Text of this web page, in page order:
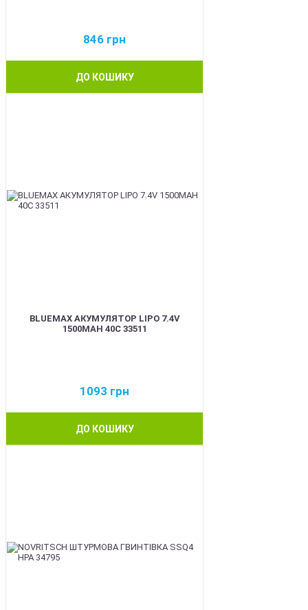
846 грн
ДО КОШИКУ
BLUEMAX АКУМУЛЯТОР LIPO 7.4V
1500MAH 40C 33511
1093 грн
ДО КОШИКУ